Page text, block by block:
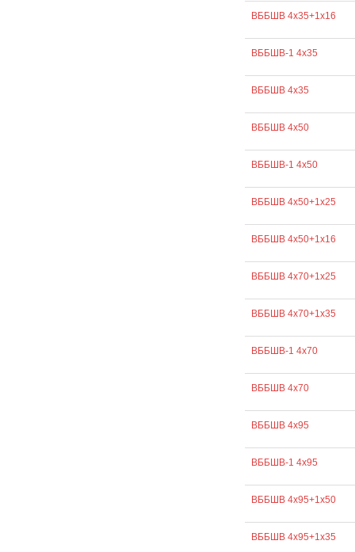
ВББШВ 4х35+1х16
ВББШВ-1 4х35
ВББШВ 4х35
ВББШВ 4х50
ВББШВ-1 4х50
ВББШВ 4х50+1х25
ВББШВ 4х50+1х16
ВББШВ 4х70+1х25
ВББШВ 4х70+1х35
ВББШВ-1 4х70
ВББШВ 4х70
ВББШВ 4х95
ВББШВ-1 4х95
ВББШВ 4х95+1х50
ВББШВ 4х95+1х35